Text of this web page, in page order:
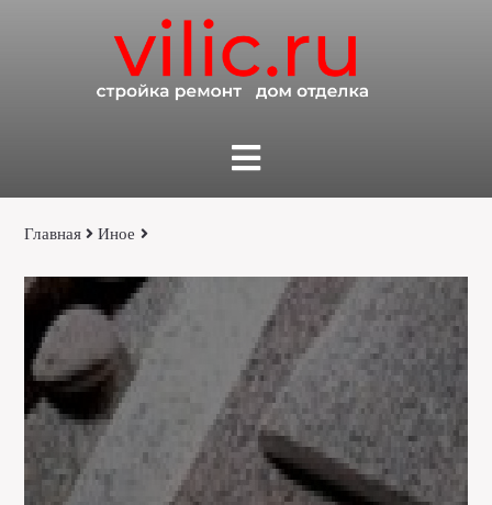
Главная Иное